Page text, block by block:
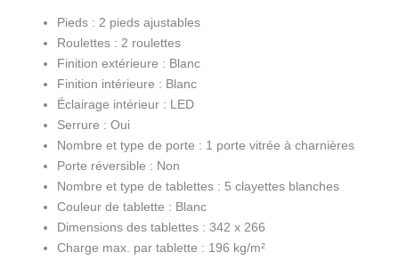
Pieds : 2 pieds ajustables
Roulettes : 2 roulettes
Finition extérieure : Blanc
Finition intérieure : Blanc
Éclairage intérieur : LED
Serrure : Oui
Nombre et type de porte : 1 porte vitrée à charnières
Porte réversible : Non
Nombre et type de tablettes : 5 clayettes blanches
Couleur de tablette : Blanc
Dimensions des tablettes : 342 x 266
Charge max. par tablette : 196 kg/m²